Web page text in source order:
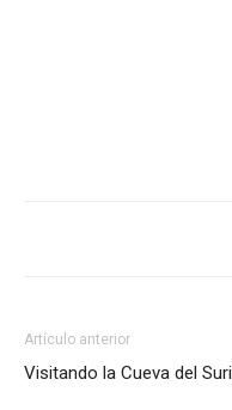
Artículo anterior
Visitando la Cueva del Suri